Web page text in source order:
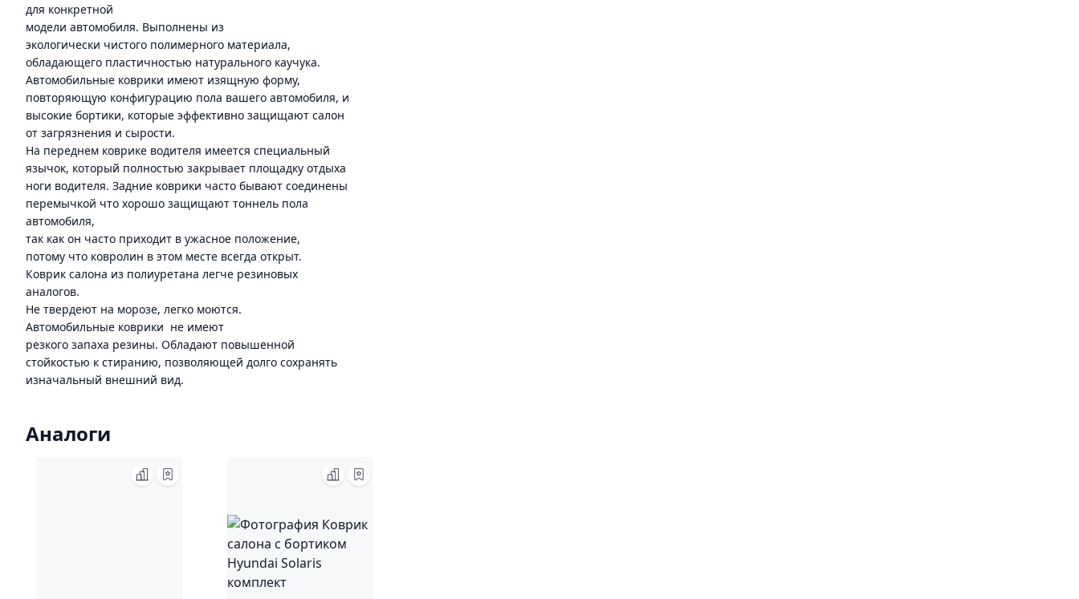
для конкретной
модели автомобиля. Выполнены из
экологически чистого полимерного материала,
обладающего пластичностью натурального каучука.
Автомобильные коврики имеют изящную форму,
повторяющую конфигурацию пола вашего автомобиля, и
высокие бортики, которые эффективно защищают салон
от загрязнения и сырости.
На переднем коврике водителя имеется специальный
язычок, который полностью закрывает площадку отдыха
ноги водителя. Задние коврики часто бывают соединены
перемычкой что хорошо защищают тоннель пола
автомобиля,
так как он часто приходит в ужасное положение,
потому что ковролин в этом месте всегда открыт.
Коврик салона из полиуретана легче резиновых
аналогов.
Не твердеют на морозе, легко моются.
Автомобильные коврики не имеют
резкого запаха резины. Обладают повышенной
стойкостью к стиранию, позволяющей долго сохранять
изначальный внешний вид.
Аналоги